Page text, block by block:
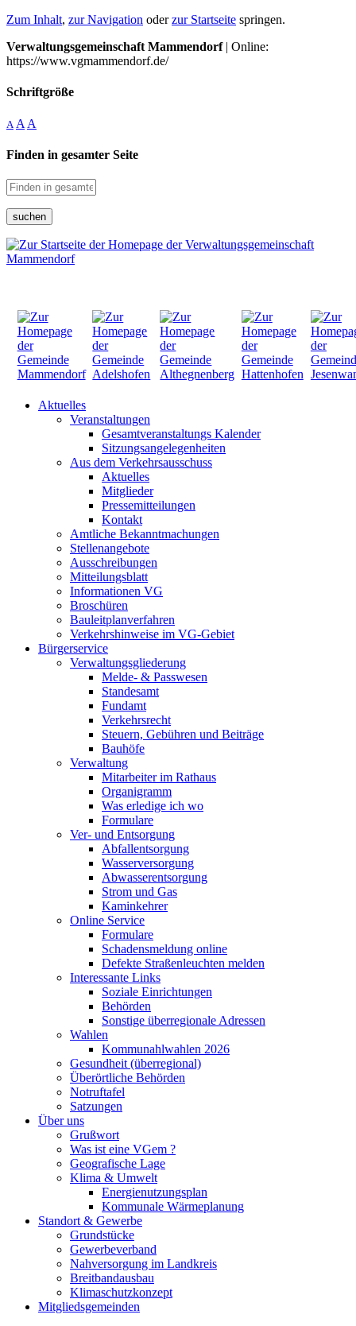
Zum Inhalt, zur Navigation oderzur Startseite springen.
Verwaltungsgemeinschaft Mammendorf| Online:
https://www.vgmammendorf.de/
Schriftgröße
A A A
Finden in gesamter Seite
suchen
Aktuelles
Veranstaltungen
Gesamtveranstaltungs Kalender
Sitzungsangelegenheiten
Aus dem Verkehrsausschuss
Aktuelles
Mitglieder
Pressemitteilungen
Kontakt
Amtliche Bekanntmachungen
Stellenangebote
Ausschreibungen
Mitteilungsblatt
Informationen VG
Broschüren
Bauleitplanverfahren
Verkehrshinweise im VG-Gebiet
Bürgerservice
Verwaltungsgliederung
Melde- & Passwesen
Standesamt
Fundamt
Verkehrsrecht
Steuern, Gebühren und Beiträge
Bauhöfe
Verwaltung
Mitarbeiter im Rathaus
Organigramm
Was erledige ich wo
Formulare
Ver- und Entsorgung
Abfallentsorgung
Wasserversorgung
Abwasserentsorgung
Strom und Gas
Kaminkehrer
Online Service
Formulare
Schadensmeldung online
Defekte Straßenleuchten melden
Interessante Links
Soziale Einrichtungen
Behörden
Sonstige überregionale Adressen
Wahlen
Kommunahlwahlen 2026
Gesundheit (überregional)
Überörtliche Behörden
Notruftafel
Satzungen
Über uns
Grußwort
Was ist eine VGem ?
Geografische Lage
Klima & Umwelt
Energienutzungsplan
Kommunale Wärmeplanung
Standort & Gewerbe
Grundstücke
Gewerbeverband
Nahversorgung im Landkreis
Breitbandausbau
Klimaschutzkonzept
Mitgliedsgemeinden